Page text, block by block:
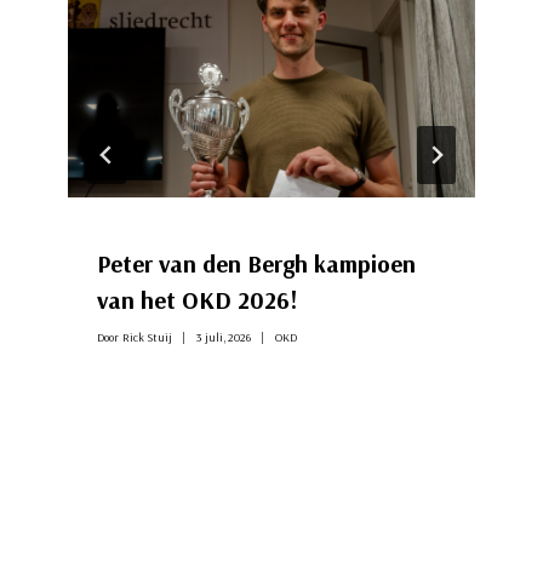
Peter van den Bergh kampioen
van het OKD 2026!
Door Rick Stuij 3 juli, 2026 OKD